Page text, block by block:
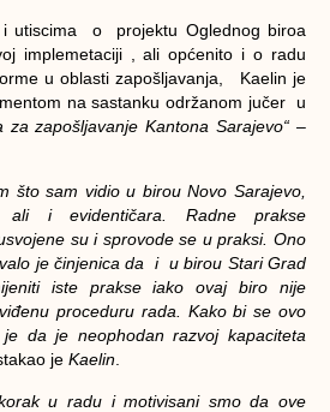
utiscima o projektu Oglednog biroa
implemetaciji , ali općenito i o radu
u oblasti zapošljavanja, Kaelin je
na sastanku održanom jučer u
za zapošljavanje Kantona Sarajevo“ –
što sam vidio u birou Novo Sarajevo,
ali i evidentičara. Radne prakse
su i sprovode se u praksi. Ono
je činjenica da i u birou Stari Grad
iste prakse iako ovaj biro nije
proceduru rada. Kako bi se ovo
da je neophodan razvoj kapaciteta
je Kaelin.
u radu i motivisani smo da ove